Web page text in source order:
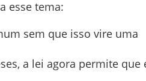
esse tema:
sem que isso vire uma
a lei agora permite que